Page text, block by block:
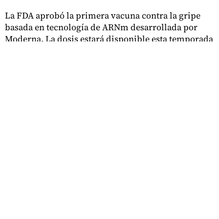
La FDA aprobó la primera vacuna contra la gripe
basada en tecnología de ARNm desarrollada por
Moderna. La dosis estará disponible esta temporada